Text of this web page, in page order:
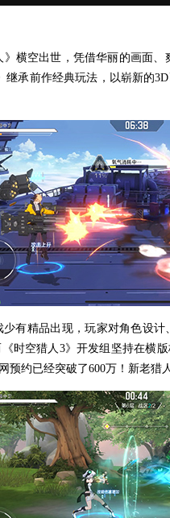
空出世，凭借华丽的画面、
承前作经典玩法，以崭新的
有精品出现，玩家对角色设
时空猎人3》开发组坚持在横
约已经突破了600万！新老猎